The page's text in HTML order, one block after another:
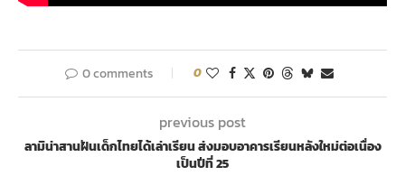
0 comments 0
previous post
ลามิน่าสานฝันเด็กไทยได้เล่าเรียน ส่งมอบอาคารเรียนหลังใหม่ต่อเนื่อง
เป็นปีที่ 25